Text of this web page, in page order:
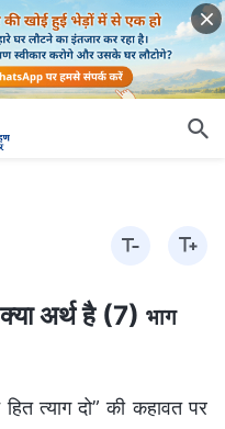
अर्थ है (7) भाग
त्याग दो” की कहावत पर